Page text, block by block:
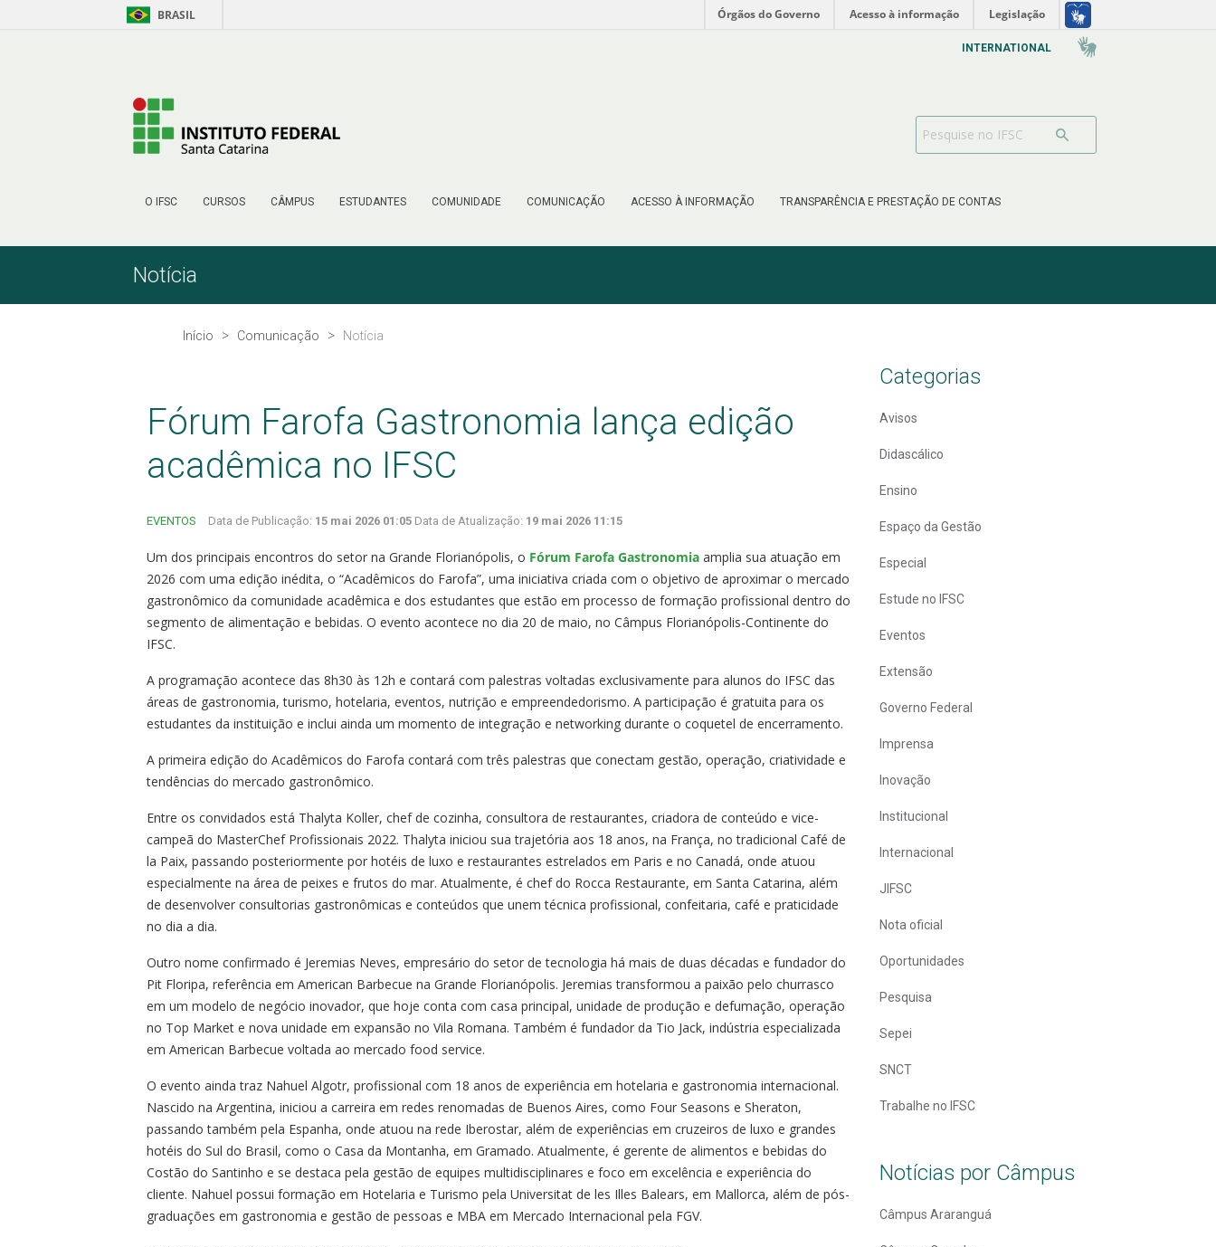
Pular para o Conteúdo BRASIL Órgãos do Governo Acesso à informação Legislação
O IFSC CURSOS CÂMPUS ESTUDANTES COMUNIDADE COMUNICAÇÃO ACESSO À INFORMAÇÃO TRANSPARÊNCIA E PRESTAÇÃO DE CONTAS
INTERNATIONAL
Notícia
Início Comunicação Notícia
Fórum Farofa Gastronomia lança edição
acadêmica no IFSC
EVENTOS Data de Publicação: 15 mai 2026 01:05 Data de Atualização: 19 mai 2026 11:15
Um dos principais encontros do setor na Grande Florianópolis, o Fórum Farofa Gastronomia amplia sua atuação em
2026 com uma edição inédita, o “Acadêmicos do Farofa”, uma iniciativa criada com o objetivo de aproximar o mercado
gastronômico da comunidade acadêmica e dos estudantes que estão em processo de formação profissional dentro do
segmento de alimentação e bebidas. O evento acontece no dia 20 de maio, no Câmpus Florianópolis-Continente do
IFSC.
A programação acontece das 8h30 às 12h e contará com palestras voltadas exclusivamente para alunos do IFSC das
áreas de gastronomia, turismo, hotelaria, eventos, nutrição e empreendedorismo. A participação é gratuita para os
estudantes da instituição e inclui ainda um momento de integração e networking durante o coquetel de encerramento.
A primeira edição do Acadêmicos do Farofa contará com três palestras que conectam gestão, operação, criatividade e
tendências do mercado gastronômico.
Entre os convidados está Thalyta Koller, chef de cozinha, consultora de restaurantes, criadora de conteúdo e vice-
campeã do MasterChef Profissionais 2022. Thalyta iniciou sua trajetória aos 18 anos, na França, no tradicional Café de
la Paix, passando posteriormente por hotéis de luxo e restaurantes estrelados em Paris e no Canadá, onde atuou
especialmente na área de peixes e frutos do mar. Atualmente, é chef do Rocca Restaurante, em Santa Catarina, além
de desenvolver consultorias gastronômicas e conteúdos que unem técnica profissional, confeitaria, café e praticidade
no dia a dia.
Outro nome confirmado é Jeremias Neves, empresário do setor de tecnologia há mais de duas décadas e fundador do
Pit Floripa, referência em American Barbecue na Grande Florianópolis. Jeremias transformou a paixão pelo churrasco
em um modelo de negócio inovador, que hoje conta com casa principal, unidade de produção e defumação, operação
no Top Market e nova unidade em expansão no Vila Romana. Também é fundador da Tio Jack, indústria especializada
em American Barbecue voltada ao mercado food service.
O evento ainda traz Nahuel Algotr, profissional com 18 anos de experiência em hotelaria e gastronomia internacional.
Nascido na Argentina, iniciou a carreira em redes renomadas de Buenos Aires, como Four Seasons e Sheraton,
passando também pela Espanha, onde atuou na rede Iberostar, além de experiências em cruzeiros de luxo e grandes
hotéis do Sul do Brasil, como o Casa da Montanha, em Gramado. Atualmente, é gerente de alimentos e bebidas do
Costão do Santinho e se destaca pela gestão de equipes multidisciplinares e foco em excelência e experiência do
cliente. Nahuel possui formação em Hotelaria e Turismo pela Universitat de les Illes Balears, em Mallorca, além de pós-
graduações em gastronomia e gestão de pessoas e MBA em Mercado Internacional pela FGV.
Categorias
Avisos
Didascálico
Ensino
Espaço da Gestão
Especial
Estude no IFSC
Eventos
Extensão
Governo Federal
Imprensa
Inovação
Institucional
Internacional
JIFSC
Nota oficial
Oportunidades
Pesquisa
Sepei
SNCT
Trabalhe no IFSC
Notícias por Câmpus
Câmpus Araranguá